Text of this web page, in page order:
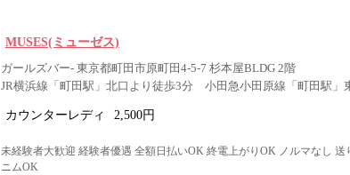
MUSES(ミューゼス)
ガールズバー- 東京都町田市原町田4-5-7 杉本屋BLDG 2階
JR横浜線「町田駅」北口より徒歩3分 小田急小田原線「町田駅
カウンターレディ 2,500円
未経験者大歓迎 経験者優遇 全額日払いOK 終電上がりOK ノルマなし
ニムOK